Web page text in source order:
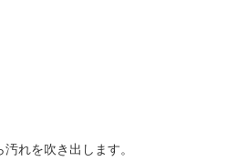
れを吹き出します。